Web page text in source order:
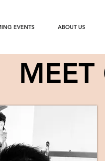
EVENTS ABOUT US
MEET